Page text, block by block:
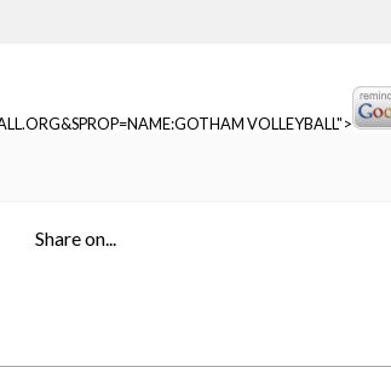
VOLLEYBALL">
Share on...